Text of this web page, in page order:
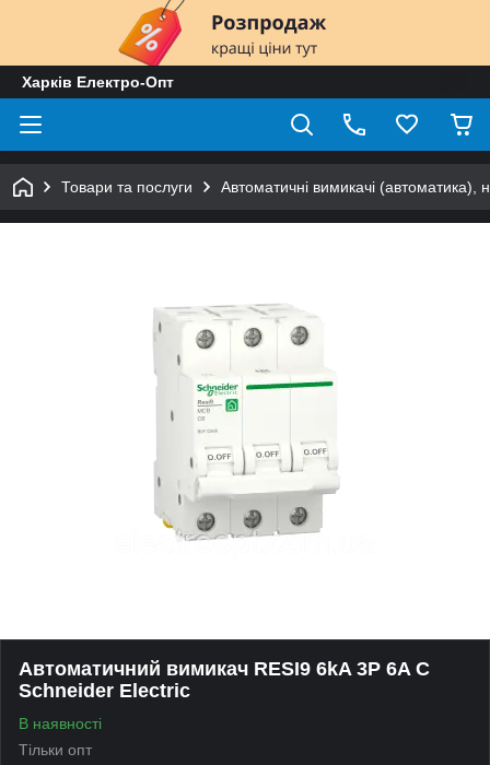
Харків Електро-Опт
Товари та послуги Автоматичні вимикачі (автоматика),
Автоматичний вимикач RESI9 6kA 3P 6A C
Schneider Electric
В наявності
Тільки опт